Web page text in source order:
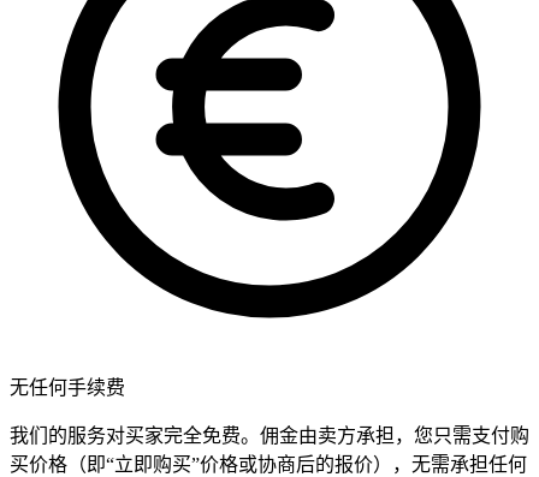
无任何手续费
我们的服务对买家完全免费。佣金由卖方承担，您只需支付购
买价格（即“立即购买”价格或协商后的报价），无需承担任何